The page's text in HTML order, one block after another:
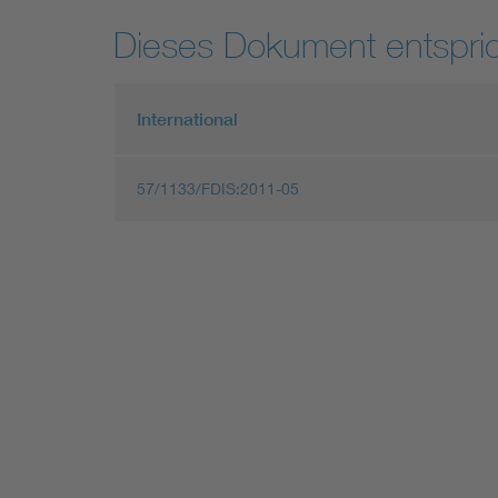
Dieses Dokument
International
57/1133/FDIS:2011-05